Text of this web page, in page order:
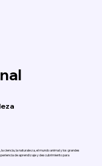
ciencia, la naturaleza, el mundo animal y los grandes
de aprendizaje y descubrimiento para